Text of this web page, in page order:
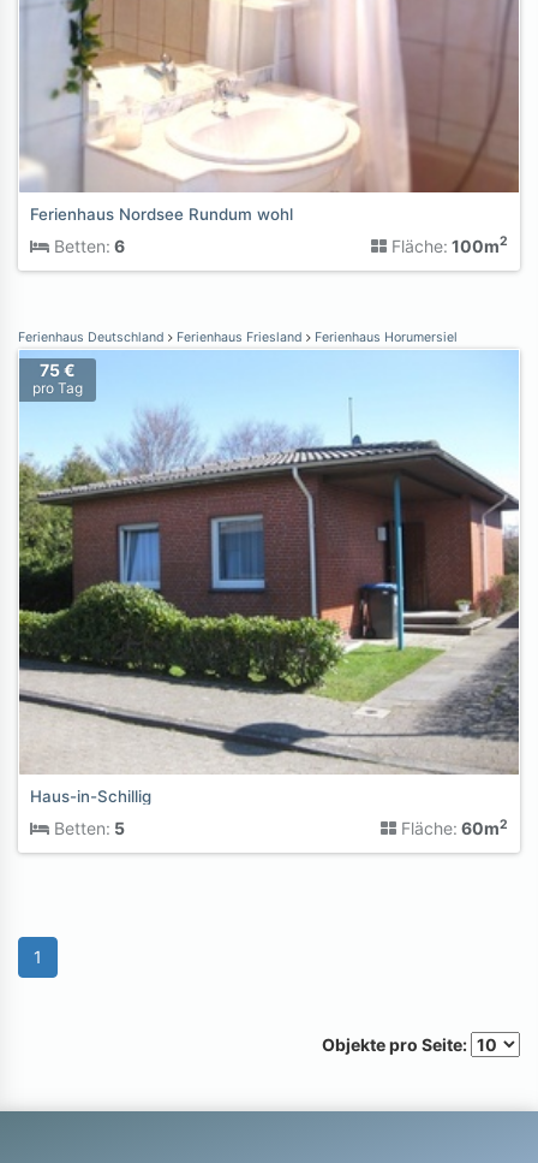
Ferienhaus Nordsee Rundum wohl
Betten: 6 Fläche: 100m2
Ferienhaus Deutschland Ferienhaus Friesland Ferienhaus Horumersiel
75 €
pro Tag
Haus-in-Schillig
Betten: 5 Fläche: 60m2
1
Objekte pro Seite: